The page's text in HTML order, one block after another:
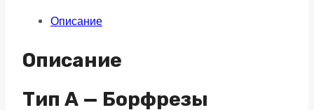
04х13
по
Описание
Описание
Тип А — Борфрезы